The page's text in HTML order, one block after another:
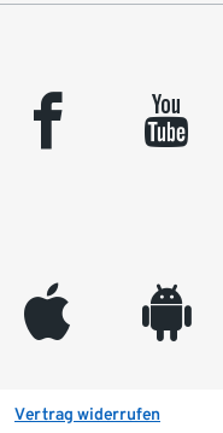
facebook youtube
appleinc android
Vertrag widerrufen